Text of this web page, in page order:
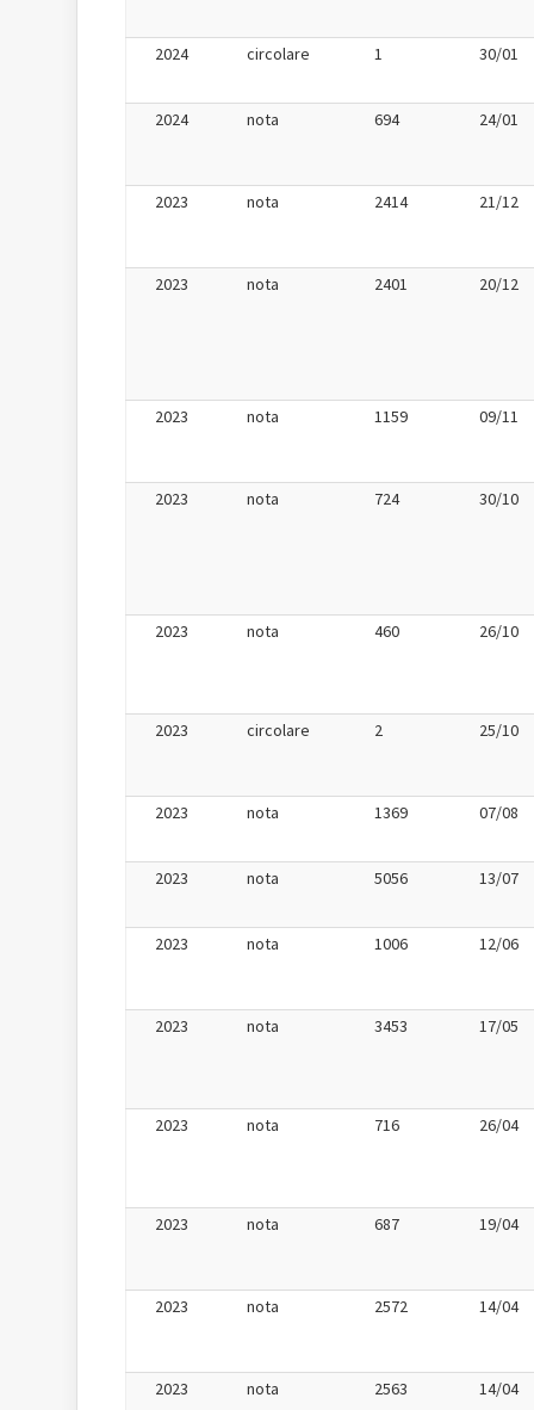
2024 circolare 1 30/01
2024 nota 694 24/01
2023 nota 2414 21/12
2023 nota 2401 20/12
2023 nota 1159 09/11
2023 nota 724 30/10
2023 nota 460 26/10
2023 circolare 2 25/10
2023 nota 1369 07/08
2023 nota 5056 13/07
2023 nota 1006 12/06
2023 nota 3453 17/05
2023 nota 716 26/04
2023 nota 687 19/04
2023 nota 2572 14/04
2023 nota 2563 14/04